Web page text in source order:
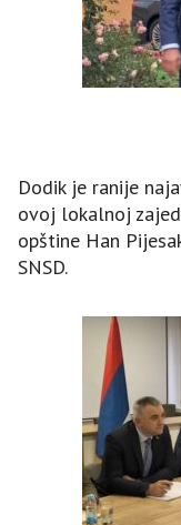
Dodik je ranije
ovoj lokalnoj
opštine Han
SNSD.